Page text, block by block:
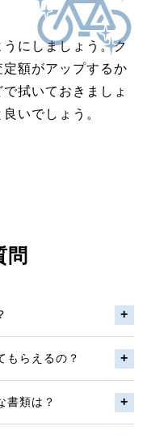
にしましょう。ク
額がアップするか
拭いておきましょ
いでしょう。
問
もらえるの？
書類は？